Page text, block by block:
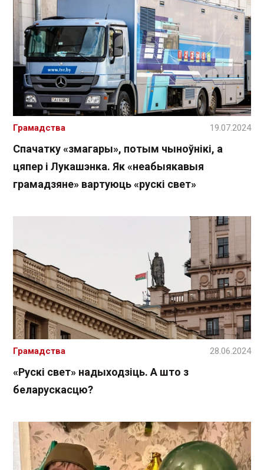
Спачатку «змагары», потым чыноўнікі, а
цяпер і Лукашэнка. Як «неабыякавыя
грамадзяне» вартуюць «рускі свет»
Грамадства 19.07.2024
«Рускі свет» надыходзіць. А што з
беларускасцю?
Грамадства 28.06.2024